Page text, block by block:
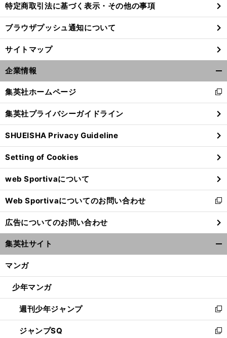
P
。
、
・
特定商取引法に基づく表示・その他の事項
ブラウザプッシュ通知について
サイトマップ
企業情報
閉
る
集英社ホームページ
新
し
い
ウ
ィ
ン
ド
ウ
で
開
く
集英社プライバシーガイドライン
SHUEISHA Privacy Guideline
Setting of Cookies
web Sportivaについて
Web Sportivaについてのお問い合わせ
新
し
い
ウ
ィ
ン
ウ
開
く
広告についてのお問い合わせ
集英社サイト
マンガ
少年マンガ
週刊少年ジャンプ
新
し
い
ジャンプSQ
新